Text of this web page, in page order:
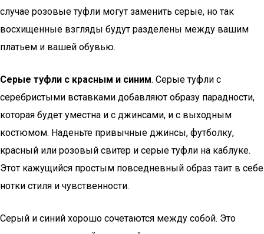
случае розовые туфли могут заменить серые, но так
восхищенные взгляды будут разделены между вашим
платьем и вашей обувью.
Серые туфли с красным и синим. Серые туфли с
серебристыми вставками добавляют образу парадности,
которая будет уместна и с джинсами, и с выходным
костюмом. Наденьте привычные джинсы, футболку,
красный или розовый свитер и серые туфли на каблуке.
Этот кажущийся простым повседневный образ таит в себе
нотки стиля и чувственности.
Серый и синий хорошо сочетаются между собой. Это